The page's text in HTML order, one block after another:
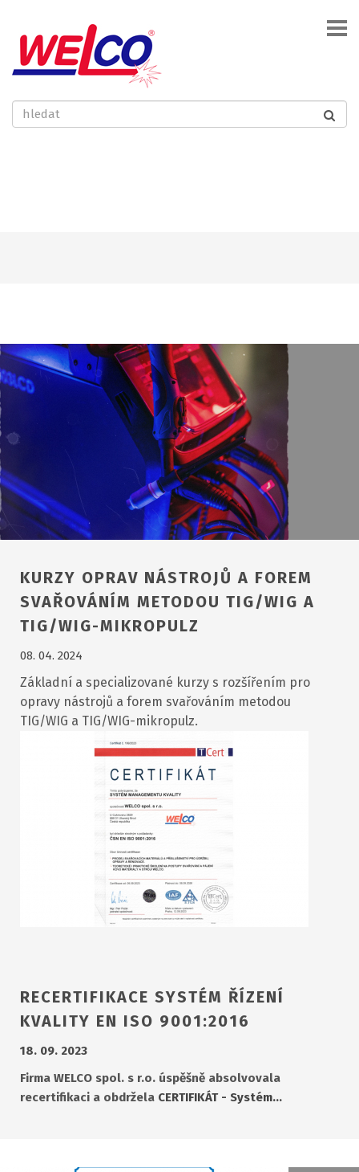
KURZY OPRAV NÁSTROJŮ A FOREM
SVAŘOVÁNÍM METODOU TIG/WIG A
TIG/WIG-MIKROPULZ
08. 04. 2024
Základní a specializované kurzy s rozšířením pro
opravy nástrojů a forem svařováním metodou
TIG/WIG a TIG/WIG-mikropulz.
RECERTIFIKACE SYSTÉM ŘÍZENÍ
KVALITY EN ISO 9001:2016
18. 09. 2023
Firma WELCO spol. s r.o. úspěšně absolvovala
recertifikaci a obdržela CERTIFIKÁT - Systém…